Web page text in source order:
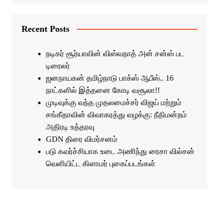
Recent Posts
நடிகர் சூர்யாவின் விஸ்வநாத் அன் சன்ஸ் பட
டிரைலர்
ஜனநாயகன் தமிழ்நாடு பாக்ஸ் ஆபீஸ்.. 16
நாட்களில் இத்தனை கோடி வசூலா!!
முடிவுக்கு வந்த முதலமைச்சர் விஜய் மற்றும்
சங்கீதாவின் விவாகரத்து வழக்கு: நீதிமன்றம்
அதிரடி உத்தரவு
GDN திரை விமர்சனம்
படு கவர்ச்சியாக உடை அணிந்து ரைசா வில்சன்
வெளியிட்ட கிளாமர் புகைப்படங்கள்